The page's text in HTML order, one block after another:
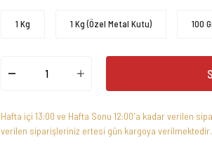
1 Kg 1 Kg (Özel Metal Kutu) 100
Hafta içi 13:00 ve Hafta Sonu 12:00'a kadar verilen
verilen siparişleriniz ertesi gün kargoya verilmektedir.